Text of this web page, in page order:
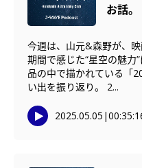
お話。
今週は、山元&森野が、
期間で感じた“星空の魅力
品の中で描かれている「
い出を振り返り。 2...
2025.05.05 |